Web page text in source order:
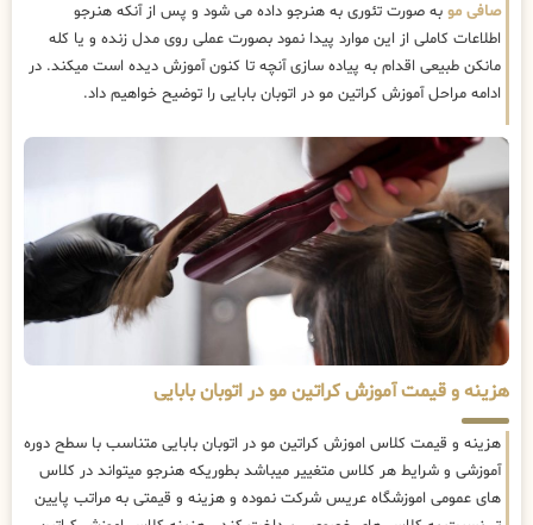
صافی مو به صورت تئوری به هنرجو داده می شود و پس از آنکه هنرجو
اطلاعات کاملی از این موارد پیدا نمود بصورت عملی روی مدل زنده و یا کله
مانکن طبیعی اقدام به پیاده سازی آنچه تا کنون آموزش دیده است میکند. در
ادامه مراحل آموزش کراتین مو در اتوبان بابایی را توضیح خواهیم داد.
هزینه و قیمت آموزش کراتین مو در اتوبان بابایی
هزینه و قیمت کلاس اموزش کراتین مو در اتوبان بابایی متناسب با سطح دوره
آموزشی و شرایط هر کلاس متغییر میباشد بطوریکه هنرجو میتواند در کلاس
های عمومی اموزشگاه عریس شرکت نموده و هزینه و قیمتی به مراتب پایین